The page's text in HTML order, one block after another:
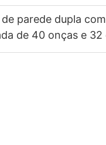
parede dupla
de 40 onças e 32
água esportiva